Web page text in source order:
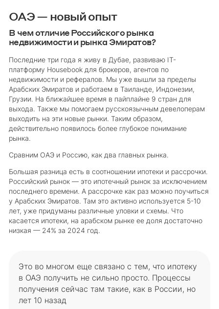
ОАЭ — новый опыт
В чем отличие Российского рынка
недвижимости и рынка Эмиратов?
Последние три года я живу в Дубае, развиваю IT-
платформу Housebook для брокеров, агентов по
недвижимости и рефералов. Мы уже вышли за пределы
Арабских Эмиратов и работаем в Таиланде, Индонезии,
Грузии. На ближайшее время в пайплайне 9 стран для
выхода. Также мы помогаем русскоязычным девелоперам
выходить на эти новые рынки. Таким образом,
действительно появилось более глубокое понимание
рынка.
Сравним ОАЭ и Россию, как два главных рынка.
Большая разница есть в соотношении ипотеки и рассрочки.
Российский рынок — это ипотечный рынок за исключением
последнего времени. А рассрочке как раз можно поучиться
у Арабских Эмиратов. Там это активно используется 5-10
лет, уже придуманы различные уловки и схемы. Что
касается ипотеки, на арабском рынке ее доля достаточно
низкая — 24% за 2024 год.
Это во многом еще связано с тем, что ипотеку
в ОАЭ получить не сильно просто. Процессы
получения сейчас там такие, как в России, но
лет 10 назад